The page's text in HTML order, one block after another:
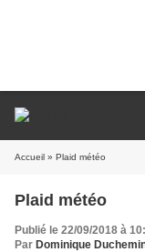
Accueil » Plaid météo
Plaid météo
Publié le 22/09/2018 à
Par Dominique